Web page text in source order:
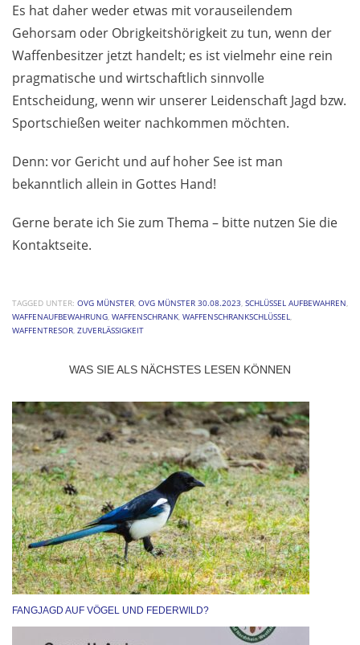
Es hat daher weder etwas mit vorauseilendem
Gehorsam oder Obrigkeitshörigkeit zu tun, wenn der
Waffenbesitzer jetzt handelt; es ist vielmehr eine rein
pragmatische und wirtschaftlich sinnvolle
Entscheidung, wenn wir unserer Leidenschaft Jagd bzw.
Sportschießen weiter nachkommen möchten.
Denn: vor Gericht und auf hoher See ist man
bekanntlich allein in Gottes Hand!
Gerne berate ich Sie zum Thema – bitte nutzen Sie die
Kontaktseite.
TAGGED UNTER: OVG MÜNSTER OVG MÜNSTER 30.08.2023 SCHLÜSSEL AUFBEWAHREN
WAFFENAUFBEWAHRUNG WAFFENSCHRANK WAFFENSCHRANKSCHLÜSSEL
WAFFENTRESOR ZUVERLÄSSIGKEIT
WAS SIE ALS NÄCHSTES LESEN KÖNNEN
FANGJAGD AUF VÖGEL UND FEDERWILD?